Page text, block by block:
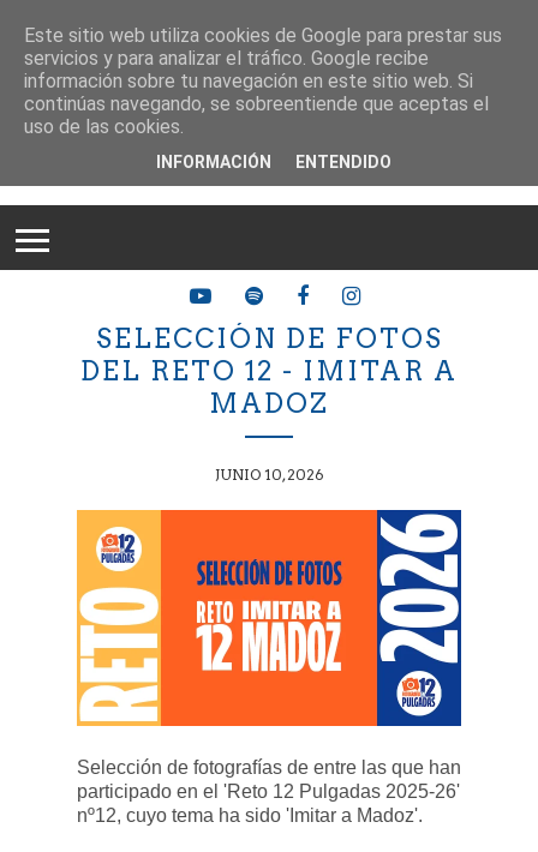
SELECCIÓN DE FOTOS
DEL RETO 12 - IMITAR A
MADOZ
JUNIO 10, 2026
Selección de fotografías de entre las que han
participado en el 'Reto 12 Pulgadas 2025-26'
nº12, cuyo tema ha sido 'Imitar a Madoz'.
Este sitio web utiliza cookies de Google para prestar sus
servicios y para analizar el tráfico. Google recibe
información sobre tu navegación en este sitio web. Si
continúas navegando, se sobreentiende que aceptas el
uso de las cookies.
INFORMACIÓN ENTENDIDO